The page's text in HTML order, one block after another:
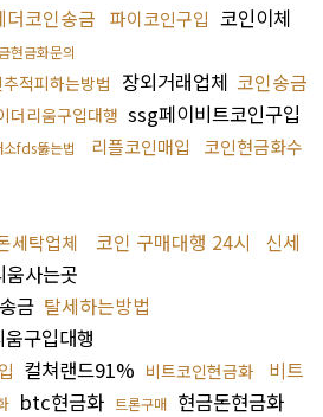
더코인송금 파이코인구입 코인이체
현금화문의
적피하는방법 장외거래업체 코인송금
더리움구입대행 ssg페이비트코인구입
fds뚫는법 리플코인매입
코인현금화수
세탁업체 코인 구매대행 24시
신세
움사는곳
금 탈세하는방법
구입대행
컬쳐랜드91% 비트코인현금화
비트
btc현금화 트론구매 현금돈현금화